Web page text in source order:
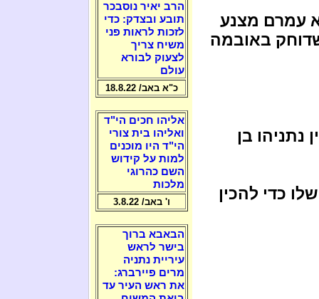
עמרם מצנע
באובמה
בן
כדי להכין
הרב יאיר נוסבכר
תובע ובצדק: כדי
לזכות לראות פני
משיח צריך
לצעוק לבורא
עולם
כ"א באב/ 18.8.22
אליהו חכים הי"ד
ואליהו בית צורי
הי"ד היו מוכנים
למות על קידוש
השם כהרוגי
מלכות
ו' באב/ 3.8.22
הבאבא ברוך
בישר לראש
עיריית נתניה
מרים פיירברג:
את ראש העיר עד